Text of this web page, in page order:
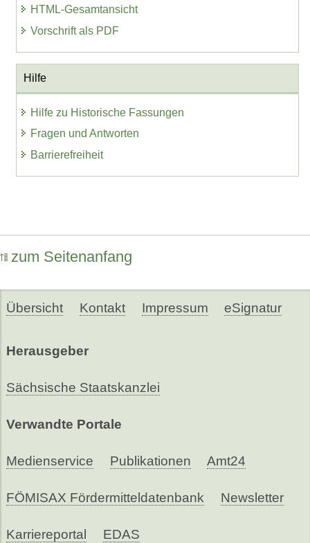
HTML-Gesamtansicht
Vorschrift als PDF
Hilfe
Hilfe zu Historische Fassungen
Fragen und Antworten
Barrierefreiheit
zum Seitenanfang
Übersicht Kontakt Impressum eSignatur
Herausgeber
Sächsische Staatskanzlei
Verwandte Portale
Medienservice Publikationen Amt24
FÖMISAX Fördermitteldatenbank Newsletter
Karriereportal EDAS